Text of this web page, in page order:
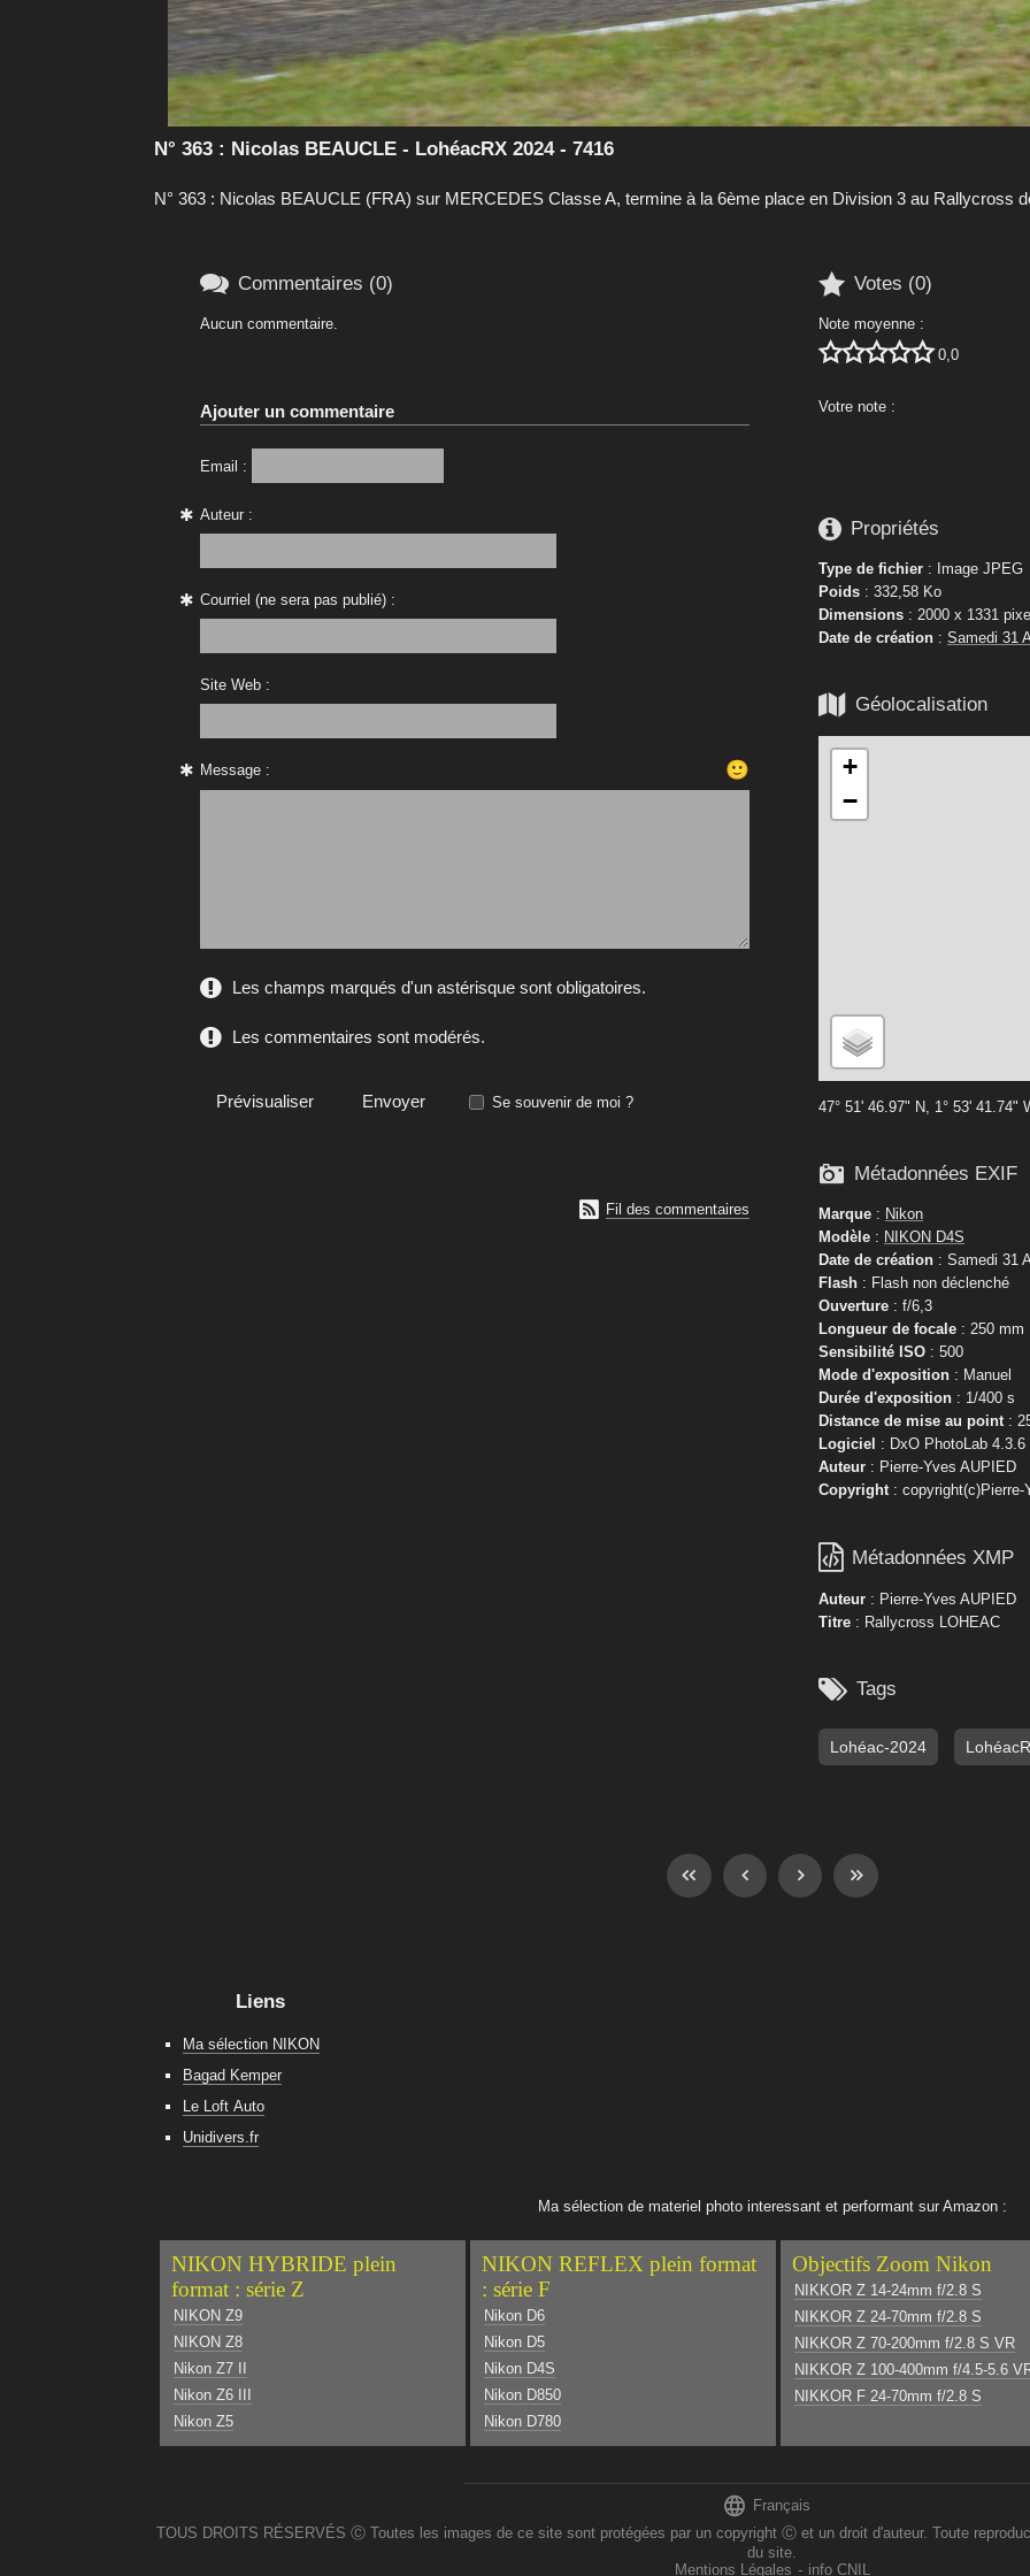
N° 363 : Nicolas BEAUCLE - LohéacRX 2024 - 7416
N° 363 : Nicolas BEAUCLE (FRA) sur MERCEDES Classe A, termine à la 6ème place en Division 3 au Rallycross
 Votes (0)
Note moyenne :
 0,0
Votre note :
 Propriétés
Type de fichier : Image JPEG
Poids : 332,58 Ko
Dimensions : 2000 x 1331
Date de création : Samedi 31
 Géolocalisation
+
−
47° 51' 46.97" N, 1° 53' 41.74"
 Métadonnées EXIF
Marque : Nikon
Modèle : NIKON D4S
Date de création : Samedi 31
Flash : Flash non déclenché
Ouverture : f/6,3
Longueur de focale : 250 mm
Sensibilité ISO : 500
Mode d'exposition : Manuel
Durée d'exposition : 1/400 s
Distance de mise au point :
Logiciel : DxO PhotoLab 4.3.6
Auteur : Pierre-Yves AUPIED
Copyright : copyright(c)Pierre-
 Métadonnées XMP
Auteur : Pierre-Yves AUPIED
Titre : Rallycross LOHEAC
 Tags
Lohéac-2024
 Commentaires (0)
Aucun commentaire.
Ajouter un commentaire
Email :
Auteur :
Courriel (ne sera pas publié) :
Site Web :
Message : 🙂
Les champs marqués d'un astérisque sont obligatoires.
Les commentaires sont modérés.
Se souvenir de moi ?
 Fil des commentaires
Liens
Ma sélection NIKON
Bagad Kemper
Le Loft Auto
Unidivers.fr
Ma sélection de materiel photo interessant et performant sur Amazon :
NIKON HYBRIDE plein
format : série Z
NIKON Z9
NIKON Z8
Nikon Z7 II
Nikon Z6 III
Nikon Z5
NIKON REFLEX plein format
: série F
Nikon D6
Nikon D5
Nikon D4S
Nikon D850
Nikon D780
Objectifs Zoom Nikon
NIKKOR Z 14-24mm f/2.8 S
NIKKOR Z 24-70mm f/2.8 S
NIKKOR Z 70-200mm f/2.8 S VR
NIKKOR Z 100-400mm f/4.5-5.6
NIKKOR F 24-70mm f/2.8 S
 Français
TOUS DROITS RÉSERVÉS Ⓒ Toutes les images de ce site sont protégées par un copyright Ⓒ et un droit d'auteur. Toute
du site.
Mentions Légales - info CNIL